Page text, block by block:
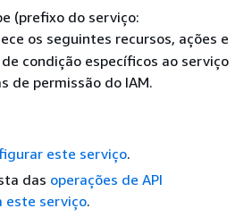
(prefixo do serviço:
os seguintes recursos, ações e
condição específicos ao serviço
de permissão do IAM.
este serviço.
das operações de API
este serviço.